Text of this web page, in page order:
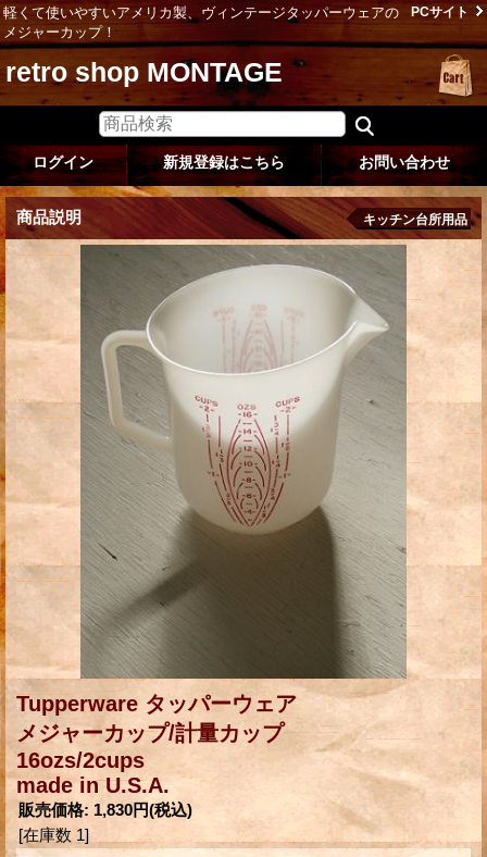
軽くて使いやすいアメリカ製、ヴィンテージタッパーウェアの
メジャーカップ！
PCサイト
retro shop MONTAGE
ログイン 新規登録はこちら お問い合わせ
商品説明 キッチン台所用品
Tupperware タッパーウェア
メジャーカップ/計量カップ
16ozs/2cups
made in U.S.A.
販売価格: 1,830円(税込)
[在庫数 1]